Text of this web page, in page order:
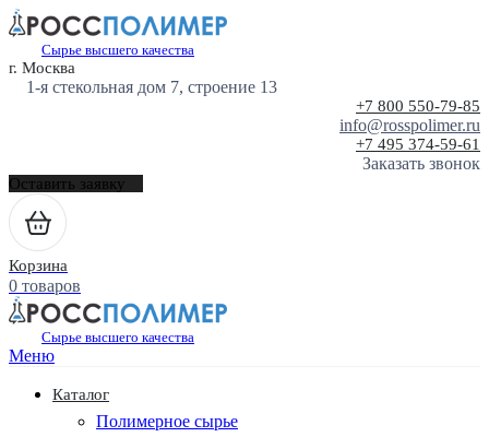
Сырье высшего качества
г. Москва
1-я стекольная дом 7, строение 13
+7 800 550-79-85
info@rosspolimer.ru
+7 495 374-59-61
Заказать звонок
Оставить заявку
Корзина
0 товаров
Сырье высшего качества
Меню
Каталог
Полимерное сырье